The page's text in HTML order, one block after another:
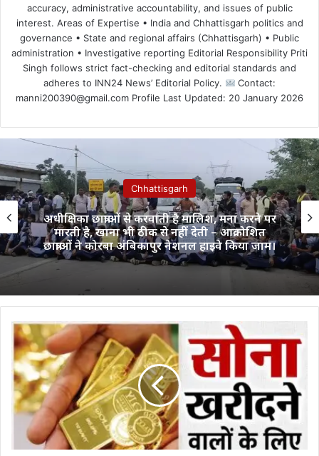
accuracy, administrative accountability, and issues of public
interest. Areas of Expertise • India and Chhattisgarh politics and
governance • State and regional affairs (Chhattisgarh) • Public
administration • Investigative reporting Editorial Responsibility Priti
Singh follows strict fact-checking and editorial standards and
adheres to INN24 News’ Editorial Policy.
Contact:
manni200390@gmail.com Profile Last Updated: 20 January 2026
Chhattisgarh
अधीक्षिका छात्राओं से करवाती है मालिश, मना करने पर
मारती है, खाना भी ठीक से नहीं देती – आक्रोशित
छात्राओं ने कोरबा अंबिकापुर नेशनल हाइवे किया जाम।
Gold
Price
Today
Update
2025:
सोना
खरीदने
की